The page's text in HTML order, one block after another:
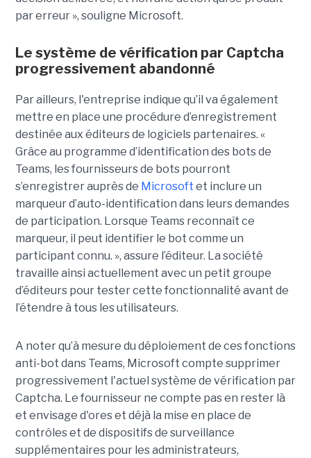
par erreur », souligne Microsoft.
Le système de vérification par Captcha
progressivement abandonné
Par ailleurs, l'entreprise indique qu’il va également
mettre en place une procédure d’enregistrement
destinée aux éditeurs de logiciels partenaires. «
Grâce au programme d’identification des bots de
Teams, les fournisseurs de bots pourront
s’enregistrer auprès de Microsoft et inclure un
marqueur d’auto-identification dans leurs demandes
de participation. Lorsque Teams reconnaît ce
marqueur, il peut identifier le bot comme un
participant connu. », assure l’éditeur. La société
travaille ainsi actuellement avec un petit groupe
d’éditeurs pour tester cette fonctionnalité avant de
l’étendre à tous les utilisateurs.
A noter qu’à mesure du déploiement de ces fonctions
anti-bot dans Teams, Microsoft compte supprimer
progressivement l'actuel système de vérification par
Captcha. Le fournisseur ne compte pas en rester là
et envisage d'ores et déjà la mise en place de
contrôles et de dispositifs de surveillance
supplémentaires pour les administrateurs,